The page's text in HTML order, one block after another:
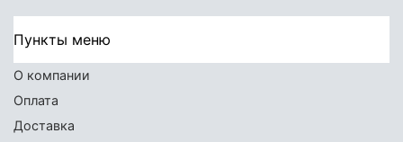
Пункты меню
О компании
Оплата
Доставка